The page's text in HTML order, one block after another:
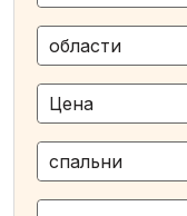
области
Цена
спальни